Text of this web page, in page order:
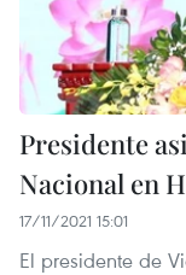
Presidente
Nacional en
17/11/2021 15:01
El presidente de